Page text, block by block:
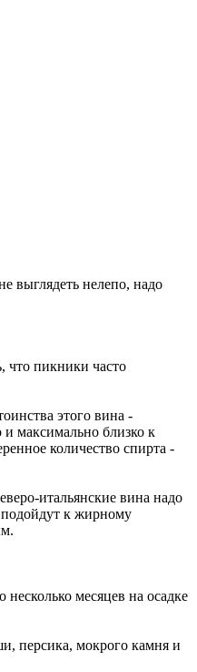
выглядеть нелепо, надо
что пикники часто
этого вина -
и максимально близко к
количество спирта -
итальянские вина надо
к жирному
месяцев на осадке
персика, мокрого камня и